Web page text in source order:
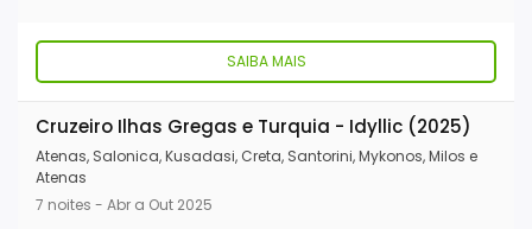
SAIBA MAIS
Cruzeiro Ilhas Gregas e Turquia - Idyllic (2025)
Atenas, Salonica, Kusadasi, Creta, Santorini, Mykonos, Milos e
Atenas
7 noites - Abr a Out 2025